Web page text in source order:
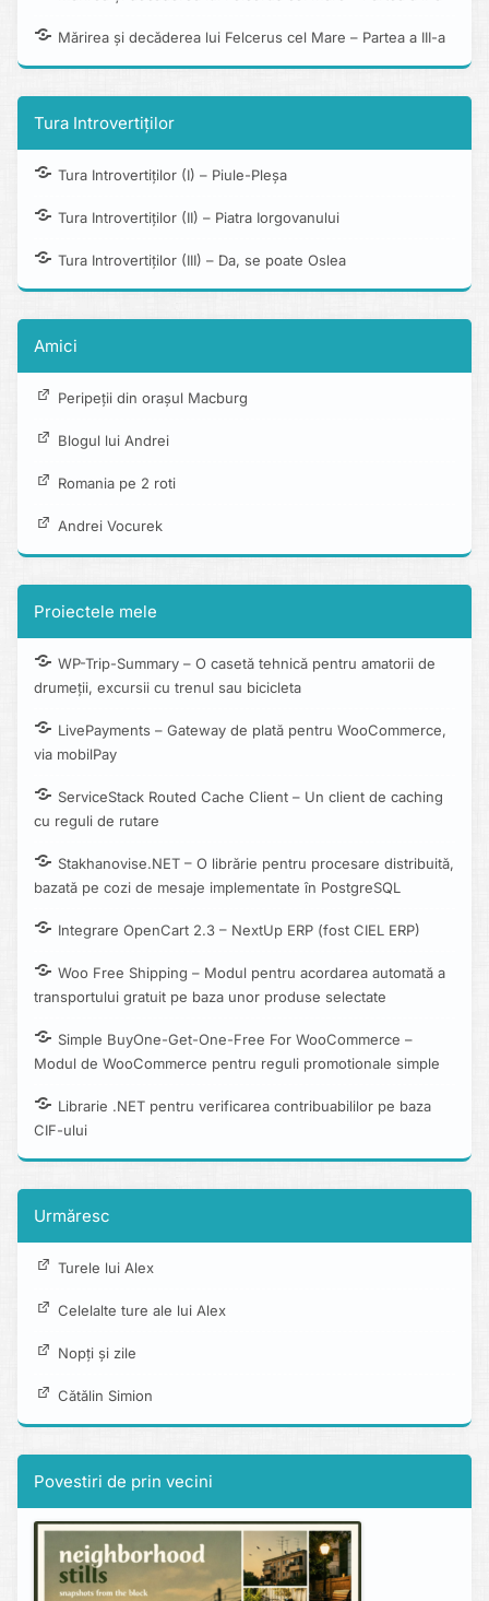
Mărirea și decăderea lui Felcerus cel Mare – Partea a III-a
Tura Introvertiților
Tura Introvertiților (I) – Piule-Pleșa
Tura Introvertiților (II) – Piatra Iorgovanului
Tura Introvertiților (III) – Da, se poate Oslea
Amici
Peripeții din orașul Macburg
Blogul lui Andrei
Romania pe 2 roti
Andrei Vocurek
Proiectele mele
WP-Trip-Summary – O casetă tehnică pentru amatorii de
drumeții, excursii cu trenul sau bicicleta
LivePayments – Gateway de plată pentru WooCommerce,
via mobilPay
ServiceStack Routed Cache Client – Un client de caching
cu reguli de rutare
Stakhanovise.NET – O librărie pentru procesare distribuită,
bazată pe cozi de mesaje implementate în PostgreSQL
Integrare OpenCart 2.3 – NextUp ERP (fost CIEL ERP)
Woo Free Shipping – Modul pentru acordarea automată a
transportului gratuit pe baza unor produse selectate
Simple BuyOne-Get-One-Free For WooCommerce –
Modul de WooCommerce pentru reguli promotionale simple
Librarie .NET pentru verificarea contribuabililor pe baza
CIF-ului
Urmăresc
Turele lui Alex
Celelalte ture ale lui Alex
Nopți și zile
Cătălin Simion
Povestiri de prin vecini